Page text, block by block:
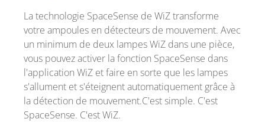
La technologie SpaceSense de WiZ transforme
votre ampoules en détecteurs de mouvement. Avec
un minimum de deux lampes WiZ dans une pièce,
vous pouvez activer la fonction SpaceSense dans
l'application WiZ et faire en sorte que les lampes
s'allument et s'éteignent automatiquement grâce à
la détection de mouvement.C'est simple. C'est
SpaceSense. C'est WiZ.